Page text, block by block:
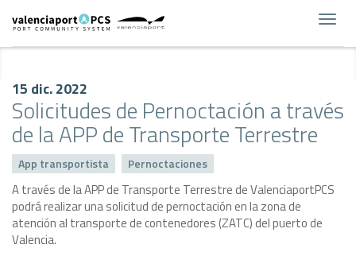
15 dic. 2022
Solicitudes de Pernoctación a través
de la APP de Transporte Terrestre
App transportista Pernoctaciones
A través de la APP de Transporte Terrestre de ValenciaportPCS
podrá realizar una solicitud de pernoctación en la zona de
atención al transporte de contenedores (ZATC) del puerto de
Valencia.